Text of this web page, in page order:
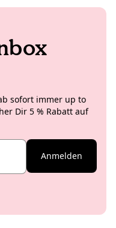
sofort immer up to
Dir 5 % Rabatt auf
Anmelden